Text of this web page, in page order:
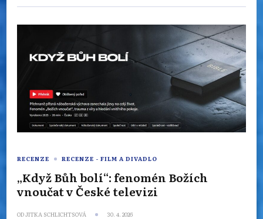
RECENZE RECENZE - FILM A DIVADLO
„Když Bůh bolí“: fenomén Božích
vnoučat v České televizi
ODJITKA SCHLICHTSOVÁ 30. 4. 2026